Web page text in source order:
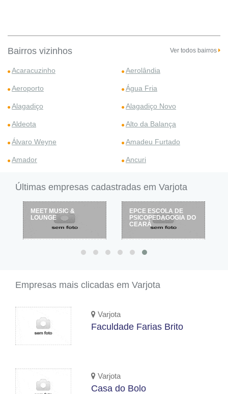
Bairros vizinhos Ver todos bairros
Acaracuzinho Aerolândia
Aeroporto Água Fria
Alagadiço Alagadiço Novo
Aldeota Alto da Balança
Álvaro Weyne Amadeu Furtado
Amador Ancuri
Últimas empresas cadastradas em Varjota
EPCE ESCOLA DE
PSICOPEDAGOGIA DO
CEARÁ
KARATÊ CLUB
VERDES MARES
Empresas mais clicadas em Varjota
Varjota
Faculdade Farias Brito
Varjota
Casa do Bolo